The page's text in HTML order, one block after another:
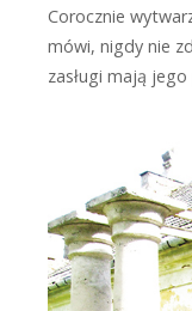
Corocznie
mówi, nigdy nie
zasługi mają